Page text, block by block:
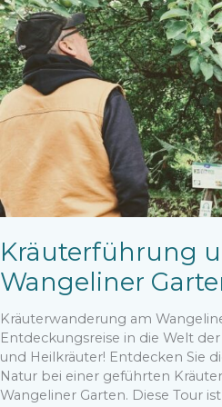
Garten
Kräuterführung
Wangeliner
Kräuterwanderung am
Entdeckungsreise in die Welt
und Heilkräuter! Entdecken Sie
Natur bei einer geführten
Wangeliner Garten. Diese Tour